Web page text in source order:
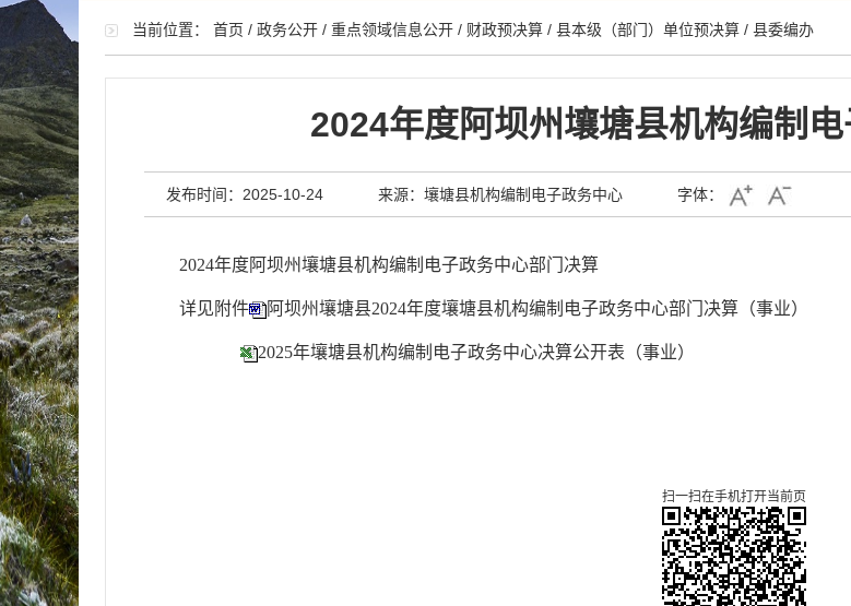
当前位置： 首页 / 政务公开 / 重点领域信息公开 / 财政预决算 / 县本级（部门）单位预决算 / 县委编办
2024年度阿坝州壤塘县机构编制
发布时间：2025-10-24 来源：壤塘县机构编制电子政务中心 字体：
2024年度阿坝州壤塘县机构编制电子政务中心部门决算
详见附件 阿坝州壤塘县2024年度壤塘县机构编制电子政务中心部门决算（事业）
2025年壤塘县机构编制电子政务中心决算公开表（事业）
扫一扫在手机打开当前页